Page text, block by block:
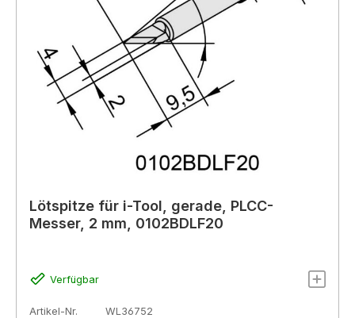
Lötspitze für i-Tool, gerade, PLCC-
Messer, 2 mm, 0102BDLF20
Verfügbar
Artikel-Nr.
WL36752